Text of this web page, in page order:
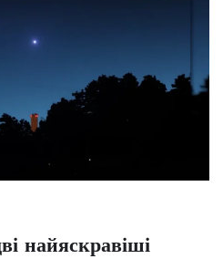
найяскравіші